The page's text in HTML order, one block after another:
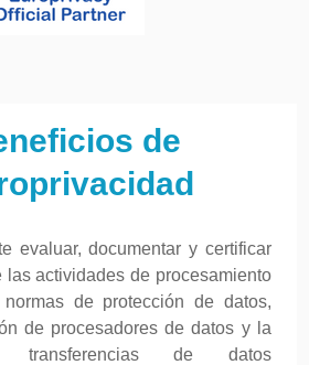
de
evaluar, documentar y certificar
las actividades de procesamiento
de protección de datos,
de procesadores de datos y la
transferencias de datos